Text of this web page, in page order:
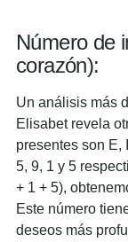
Número de
corazón):
Un análisis más
Elisabet revela
presentes son E,
5, 9, 1 y 5
+ 1 + 5),
Este número
deseos más